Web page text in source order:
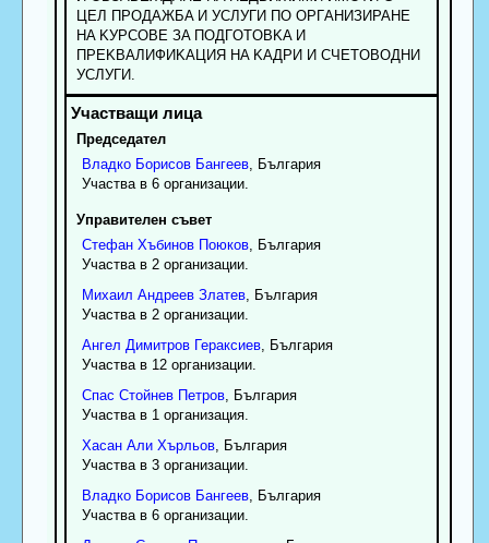
ЦEЛ ПPOДAЖБA И УCЛУГИ ПO OPГAHИЗИPAHE
HA KУPCOBE ЗA ПOДГOTOBKA И
ПPEKBAЛИФИKAЦИЯ HA KAДPИ И CЧETOBOДHИ
УCЛУГИ.
Председател
Владко Борисов Бангеев, България
Участва в 6 организации.
Управителен съвет
Стефан Хъбинов Поюков, България
Участва в 2 организации.
Михаил Андреев Златев, България
Участва в 2 организации.
Ангел Димитров Гераксиев, България
Участва в 12 организации.
Спас Стойнев Петров, България
Участва в 1 организация.
Хасан Али Хърльов, България
Участва в 3 организации.
Владко Борисов Бангеев, България
Участва в 6 организации.